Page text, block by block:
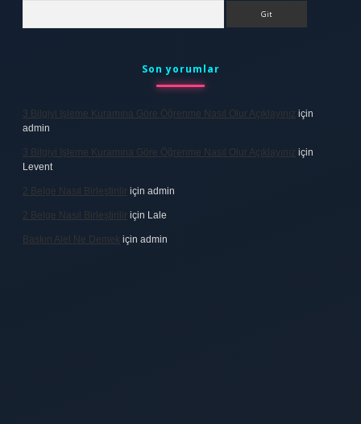
Son yorumlar
3 Bilgiyi Işleme Kuramına Göre Öğrenme Nasıl Olur Açıklayınız için
admin
3 Bilgiyi Işleme Kuramına Göre Öğrenme Nasıl Olur Açıklayınız için
Levent
2 Belge Nasıl Birleştirilir için admin
2 Belge Nasıl Birleştirilir için Lale
Baskın Alel Ne Demek için admin